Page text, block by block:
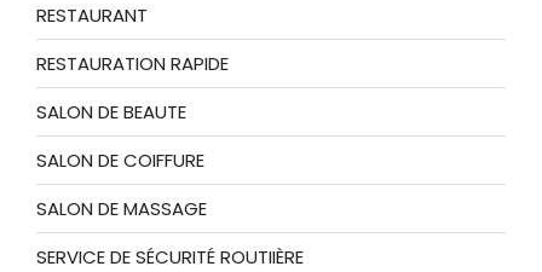
RESTAURANT
RESTAURATION RAPIDE
SALON DE BEAUTE
SALON DE COIFFURE
SALON DE MASSAGE
SERVICE DE SÉCURITÉ ROUTIIÈRE